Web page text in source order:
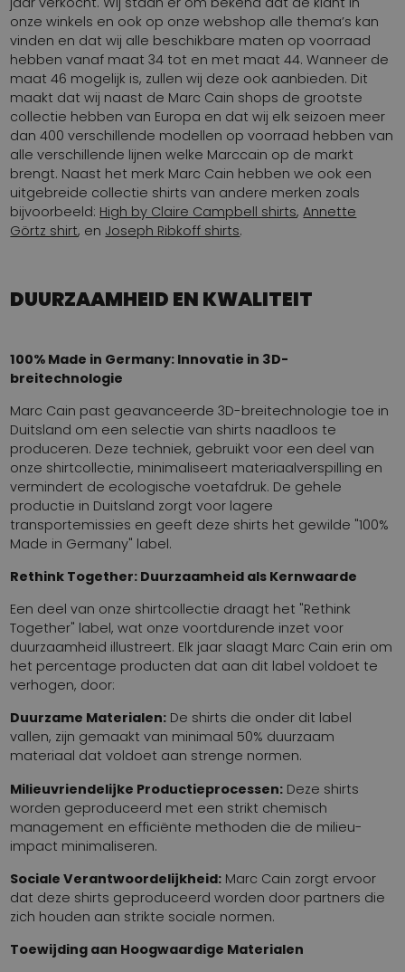
onze winkels en ook op onze webshop alle thema’s kan
vinden en dat wij alle beschikbare maten op voorraad
hebben vanaf maat 34 tot en met maat 44. Wanneer de
maat 46 mogelijk is, zullen wij deze ook aanbieden. Dit
maakt dat wij naast de Marc Cain shops de grootste
collectie hebben van Europa en dat wij elk seizoen meer
dan 400 verschillende modellen op voorraad hebben van
alle verschillende lijnen welke Marccain op de markt
brengt. Naast het merk Marc Cain hebben we ook een
uitgebreide collectie shirts van andere merken zoals
bijvoorbeeld: High by Claire Campbell shirts,Annette
Görtz shirt, en Joseph Ribkoff shirts.
DUURZAAMHEID EN KWALITEIT
100% Made in Germany: Innovatie in 3D-
breitechnologie
Marc Cain past geavanceerde 3D-breitechnologie toe in
Duitsland om een selectie van shirts naadloos te
produceren. Deze techniek, gebruikt voor een deel van
onze shirtcollectie, minimaliseert materiaalverspilling en
vermindert de ecologische voetafdruk. De gehele
productie in Duitsland zorgt voor lagere
transportemissies en geeft deze shirts het gewilde "100%
Made in Germany" label.
Rethink Together: Duurzaamheid als Kernwaarde
Een deel van onze shirtcollectie draagt het "Rethink
Together" label, wat onze voortdurende inzet voor
duurzaamheid illustreert. Elk jaar slaagt Marc Cain erin om
het percentage producten dat aan dit label voldoet te
verhogen, door:
Duurzame Materialen: De shirts die onder dit label
vallen, zijn gemaakt van minimaal 50% duurzaam
materiaal dat voldoet aan strenge normen.
Milieuvriendelijke Productieprocessen: Deze shirts
worden geproduceerd met een strikt chemisch
management en efficiënte methoden die de milieu-
impact minimaliseren.
Sociale Verantwoordelijkheid: Marc Cain zorgt ervoor
dat deze shirts geproduceerd worden door partners die
zich houden aan strikte sociale normen.
Toewijding aan Hoogwaardige Materialen